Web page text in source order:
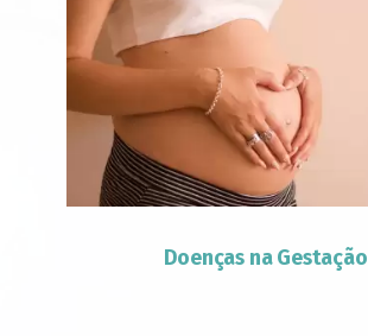
Doenças na Gestação